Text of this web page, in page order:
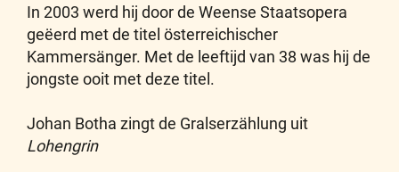
In 2003 werd hij door de Weense Staatsopera
geëerd met de titel österreichischer
Kammersänger. Met de leeftijd van 38 was hij de
jongste ooit met deze titel.
Johan Botha zingt de Gralserzählung uit
Lohengrin